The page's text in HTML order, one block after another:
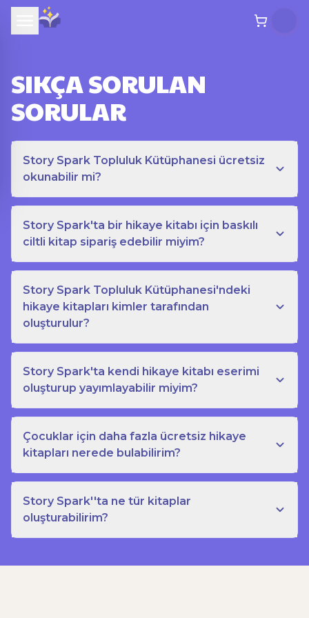
SIKÇA SORULAN
SORULAR
Story Spark Topluluk Kütüphanesi ücretsiz
okunabilir mi?
Story Spark'ta bir hikaye kitabı için baskılı
ciltli kitap sipariş edebilir miyim?
Story Spark Topluluk Kütüphanesi'ndeki
hikaye kitapları kimler tarafından
oluşturulur?
Story Spark'ta kendi hikaye kitabı eserimi
oluşturup yayımlayabilir miyim?
Çocuklar için daha fazla ücretsiz hikaye
kitapları nerede bulabilirim?
Story Spark''ta ne tür kitaplar
oluşturabilirim?